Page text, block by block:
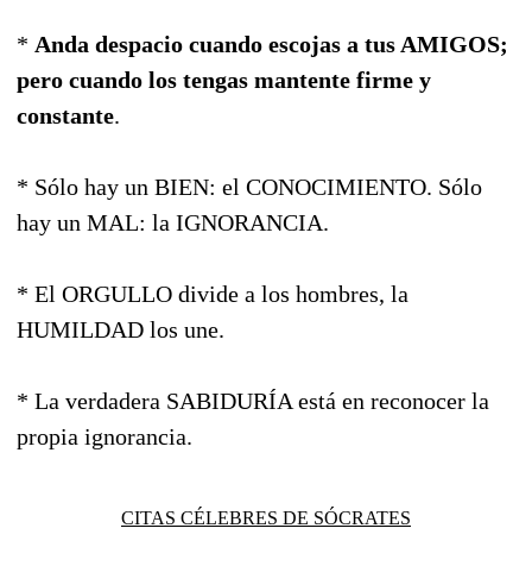
* Anda despacio cuando escojas a tus AMIGOS;
pero cuando los tengas mantente firme y
constante.
* Sólo hay un BIEN: el CONOCIMIENTO. Sólo
hay un MAL: la IGNORANCIA.
* El ORGULLO divide a los hombres, la
HUMILDAD los une.
* La verdadera SABIDURÍA está en reconocer la
propia ignorancia.
CITAS CÉLEBRES DE SÓCRATES